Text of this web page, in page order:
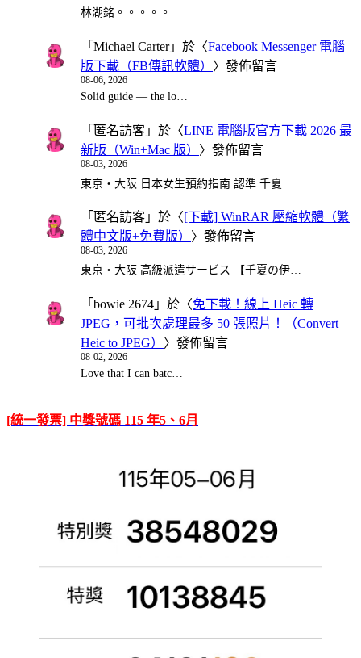
林湖銘。。。。。
「 Michael Carter」於〈Facebook Messenger 電腦
版下載（FB傳訊軟體） 〉發佈留言
08-06, 2026
Solid guide — the lo…
「 匿名訪客 」於〈LINE 電腦版官方下載 2026 最
新版（Win+Mac 版） 〉發佈留言
08-03, 2026
東京・大阪 日本女生預約指南 認準 千夏…
「 匿名訪客 」於〈[下載] WinRAR 壓縮軟體（繁
體中文版+免費版） 〉發佈留言
08-03, 2026
東京・大阪 高級派遣サービス 【千夏の伊…
「 bowie 2674 」於〈免下載！線上 Heic 轉
JPEG，可批次處理最多 50 張照片！（Convert
Heic to JPEG） 〉發佈留言
08-02, 2026
Love that I can batc…
[統一發票] 中獎號碼 115 年5、6月